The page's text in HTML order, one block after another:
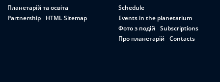
Планетарій та освіта
Partnership
HTML Sitemap
Schedule
Events in the planetarium
Фото з подій
Subscriptions
Про планетарій
Contacts